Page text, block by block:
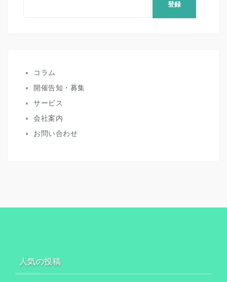
コラム
開催告知・募集
サービス
会社案内
お問い合わせ
人気の投稿